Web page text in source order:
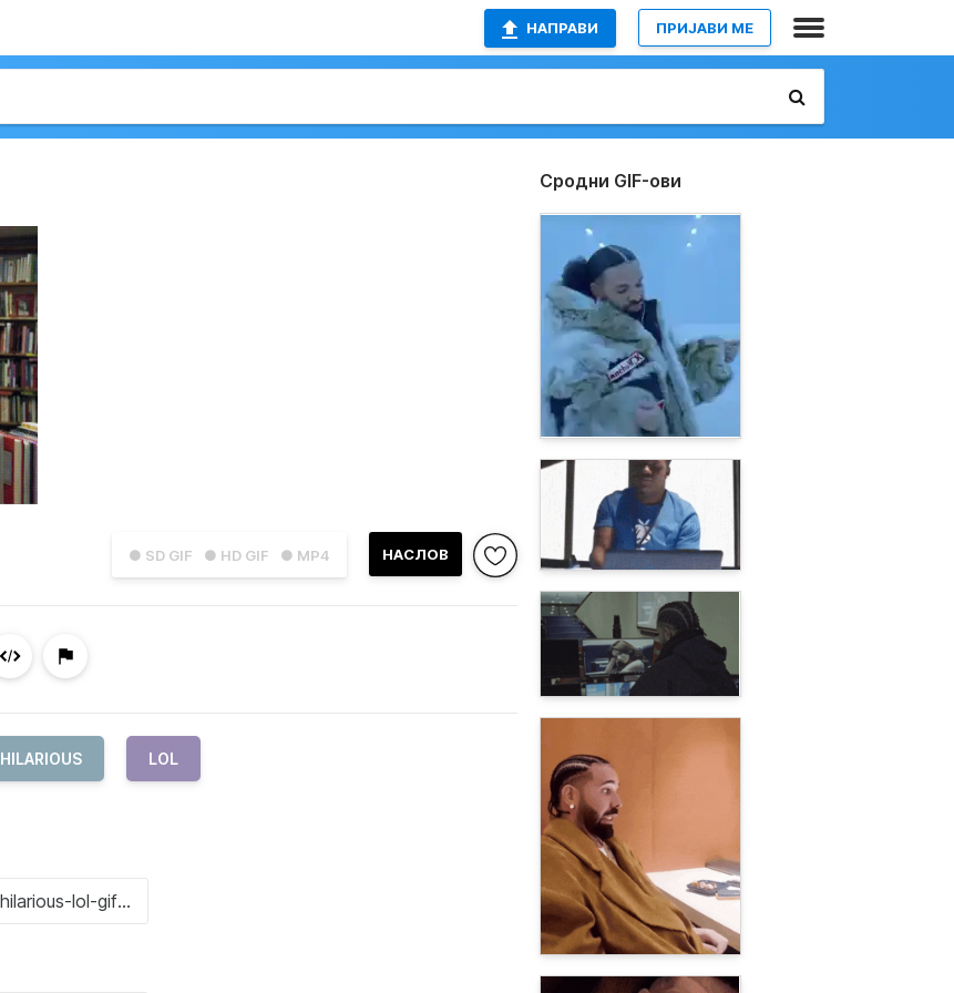
НАПРАВИ ПРИЈАВИ МЕ
● SD GIF ● HD GIF ● MP4 НАСЛОВ
HILARIOUS LOL
Сродни GIF-ови